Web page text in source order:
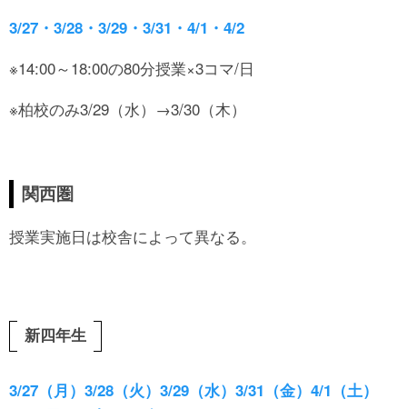
3/27・3/28・3/29・3/31・4/1・4/2
※14:00～18:00の80分授業×3コマ/日
※柏校のみ3/29（水）→3/30（木）
関西圏
授業実施日は校舎によって異なる。
新四年生
3/27（月）3/28（火）3/29（水）3/31（金）4/1（土）